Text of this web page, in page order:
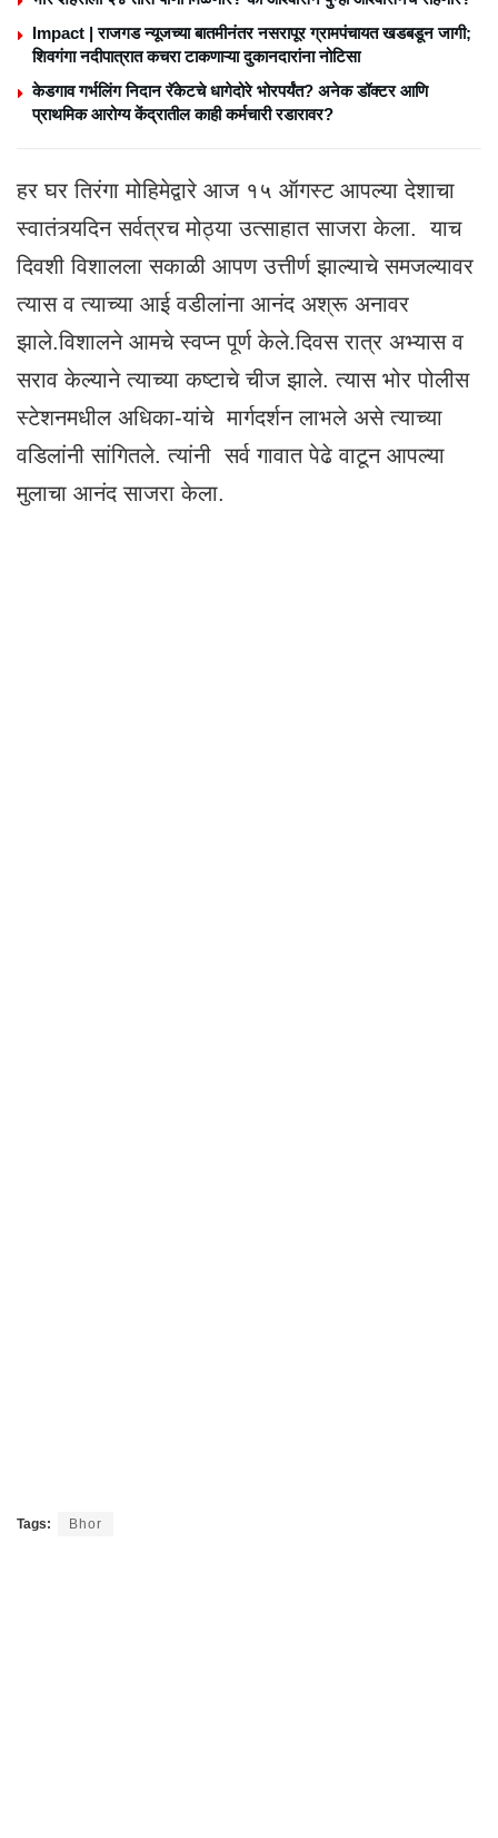
Impact | राजगड न्यूजच्या बातमीनंतर नसरापूर ग्रामपंचायत खडबडून जागी;
शिवगंगा नदीपात्रात कचरा टाकणाऱ्या दुकानदारांना नोटिसा
केडगाव गर्भलिंग निदान रॅकेटचे धागेदोरे भोरपर्यंत? अनेक डॉक्टर आणि
प्राथमिक आरोग्य केंद्रातील काही कर्मचारी रडारावर?
हर घर तिरंगा मोहिमेद्वारे आज १५ ऑगस्ट आपल्या देशाचा
स्वातंत्र्यदिन सर्वत्रच मोठ्या उत्साहात साजरा केला. याच
दिवशी विशालला सकाळी आपण उत्तीर्ण झाल्याचे समजल्यावर
त्यास व त्याच्या आई वडीलांना आनंद अश्रू अनावर
झाले.‌विशालने आमचे स्वप्न पूर्ण केले.दिवस रात्र अभ्यास व
सराव केल्याने त्याच्या कष्टाचे चीज झाले. त्यास भोर पोलीस
स्टेशनमधील अधिका-यांचे मार्गदर्शन लाभले असे त्याच्या
वडिलांनी सांगितले. त्यांनी सर्व गावात पेढे वाटून आपल्या
मुलाचा आनंद साजरा केला.
Tags: Bhor